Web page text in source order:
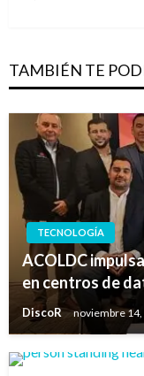
TAMBIÉN TE
TECNOLOGÍA
ACOLDC
en centros de
DiscoR noviembre